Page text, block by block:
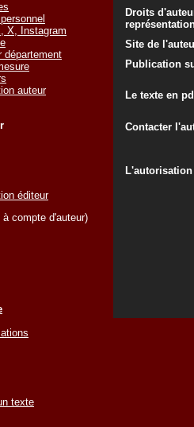
X, Instagram
département
auteur
éditeur
à compte d'auteur)
texte
Droits
Site de
Publication
Le texte en
Contacter
L'autorisation